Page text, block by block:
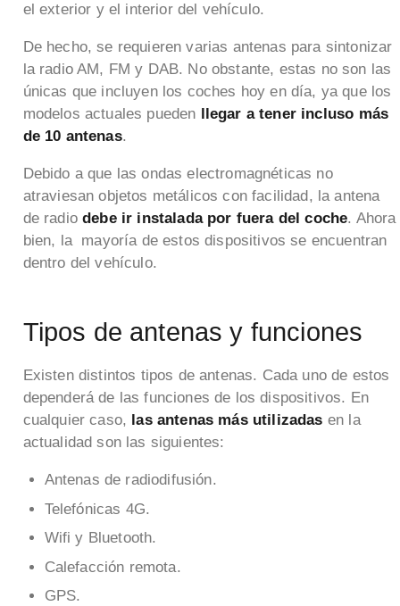
el exterior y el interior del vehículo.
De hecho, se requieren varias antenas para sintonizar
la radio AM, FM y DAB. No obstante, estas no son las
únicas que incluyen los coches hoy en día, ya que los
modelos actuales pueden
llegar a tener incluso más
de 10 antenas.
Debido a que las ondas electromagnéticas no
atraviesan objetos metálicos con facilidad, la antena
de radiodebe ir instalada por fuera del coche. Ahora
bien, la mayoría de estos dispositivos se encuentran
dentro del vehículo.
Tipos de antenas y funciones
Existen distintos tipos de antenas. Cada uno de estos
dependerá de las funciones de los dispositivos. En
cualquier caso, las antenas más utilizadas en la
actualidad son las siguientes:
Antenas de radiodifusión.
Telefónicas 4G.
Wifi y Bluetooth.
Calefacción remota.
GPS.